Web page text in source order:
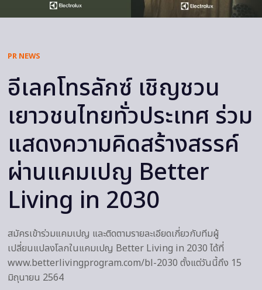
PR NEWS
อีเลคโทรลักซ์ เชิญชวน
เยาวชนไทยทั่วประเทศ ร่วม
แสดงความคิดสร้างสรรค์
ผ่านแคมเปญ Better
Living in 2030
สมัครเข้าร่วมแคมเปญ และติดตามรายละเอียดเกี่ยวกับทีมผู้
เปลี่ยนแปลงโลกในแคมเปญ Better Living in 2030 ได้ที่
www.betterlivingprogram.com/bl-2030 ตั้งแต่วันนี้ถึง 15
มิถุนายน 2564